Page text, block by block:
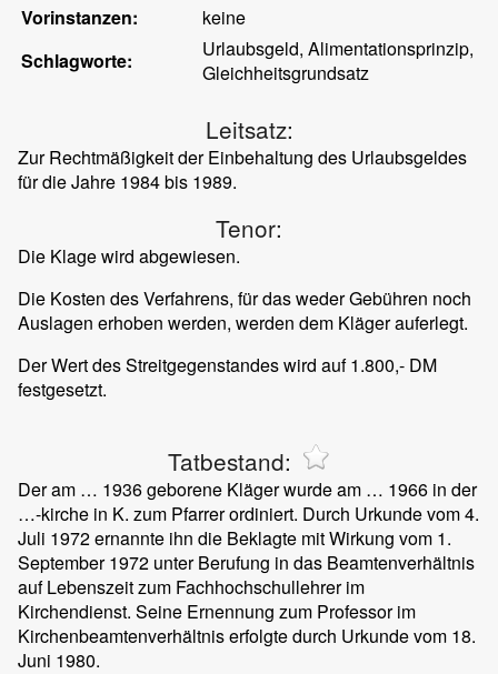
Vorinstanzen:
keine
Schlagworte:
Urlaubsgeld, Alimentationsprinzip,
Gleichheitsgrundsatz
Leitsatz:
Zur Rechtmäßigkeit der Einbehaltung des Urlaubsgeldes
für die Jahre 1984 bis 1989.
Tenor:
Die Klage wird abgewiesen.
Die Kosten des Verfahrens, für das weder Gebühren noch
Auslagen erhoben werden, werden dem Kläger auferlegt.
Der Wert des Streitgegenstandes wird auf 1.800,- DM
festgesetzt.
Tatbestand:
Der am … 1936 geborene Kläger wurde am … 1966 in der
…-kirche in K. zum Pfarrer ordiniert. Durch Urkunde vom 4.
Juli 1972 ernannte ihn die Beklagte mit Wirkung vom 1.
September 1972 unter Berufung in das Beamtenverhältnis
auf Lebenszeit zum Fachhochschullehrer im
Kirchendienst. Seine Ernennung zum Professor im
Kirchenbeamtenverhältnis erfolgte durch Urkunde vom 18.
Juni 1980.